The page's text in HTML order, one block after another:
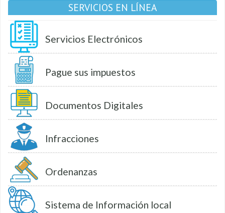
SERVICIOS EN LÍNEA
Servicios Electrónicos
Pague sus impuestos
Documentos Digitales
Infracciones
Ordenanzas
Sistema de Información local